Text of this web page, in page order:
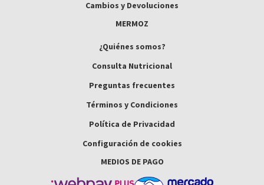
Cambios y Devoluciones
MERMOZ
¿Quiénes somos?
Consulta Nutricional
Preguntas frecuentes
Términos y Condiciones
Política de Privacidad
Configuración de cookies
MEDIOS DE PAGO